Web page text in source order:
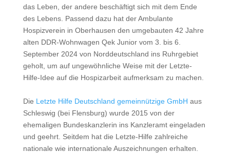
das Leben, der andere beschäftigt sich mit dem Ende
des Lebens. Passend dazu hat der Ambulante
Hospizverein in Oberhausen den umgebauten 42 Jahre
alten DDR-Wohnwagen Qek Junior vom 3. bis 6.
September 2024 von Norddeutschland ins Ruhrgebiet
geholt, um auf ungewöhnliche Weise mit der Letzte-
Hilfe-Idee auf die Hospizarbeit aufmerksam zu machen.
Die Letzte Hilfe Deutschland gemeinnützige GmbH aus
Schleswig (bei Flensburg) wurde 2015 von der
ehemaligen Bundeskanzlerin ins Kanzleramt eingeladen
und geehrt. Seitdem hat die Letzte-Hilfe zahlreiche
nationale wie internationale Auszeichnungen erhalten.